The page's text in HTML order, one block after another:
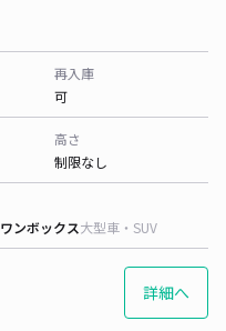
再入庫
可
高さ
制限なし
ワンボックス大型車・SUV
詳細へ